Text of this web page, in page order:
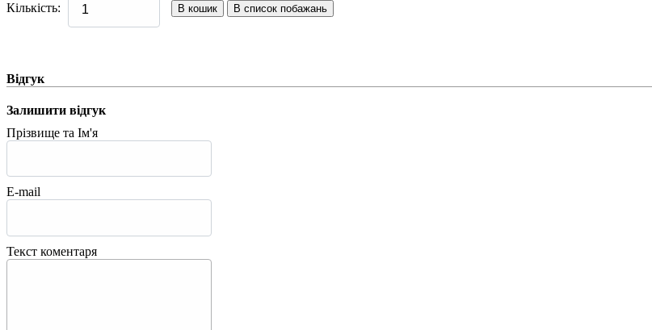
Кількість:
Відгук
Залишити відгук
Прізвище та Ім'я
E-mail
Текст коментаря